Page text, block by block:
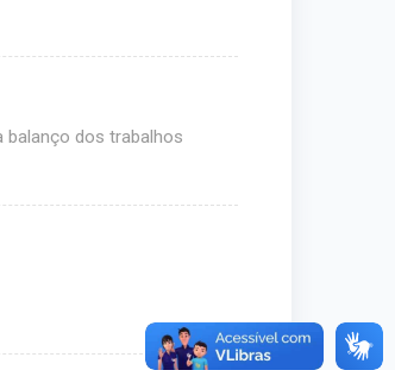
balanço dos trabalhos